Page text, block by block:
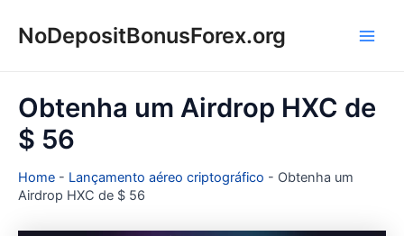
paraNoDepositBonusForex.org
Obtenha um Airdrop HXC de
$ 56
Home - Lançamento aéreo criptográfico - Obtenha um
Airdrop HXC de $ 56